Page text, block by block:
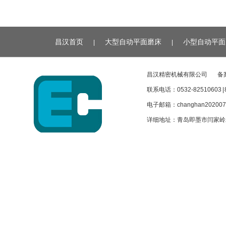
昌汉首页 大型自动平面磨床 小型自动平
昌汉精密机械有限公司 备
联系电话：0532-82510603 |
电子邮箱：
详细地址：青岛即墨市闫家